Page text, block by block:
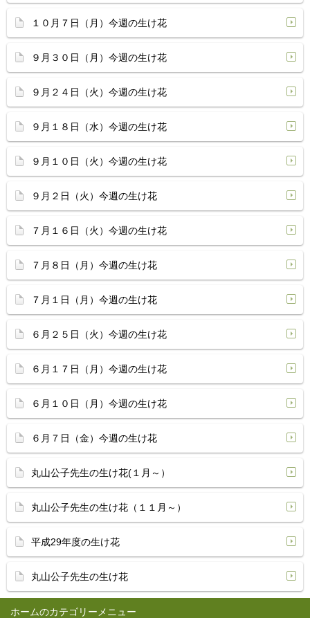
ホーム
１０月７日（月）今週の生け花
９月３０日（月）今週の生け花
９月２４日（火）今週の生け花
９月１８日（水）今週の生け花
９月１０日（火）今週の生け花
９月２日（火）今週の生け花
７月１６日（火）今週の生け花
７月８日（月）今週の生け花
７月１日（月）今週の生け花
６月２５日（火）今週の生け花
６月１７日（月）今週の生け花
６月１０日（月）今週の生け花
６月７日（金）今週の生け花
丸山公子先生の生け花(１月～）
丸山公子先生の生け花（１１月～）
平成29年度の生け花
丸山公子先生の生け花